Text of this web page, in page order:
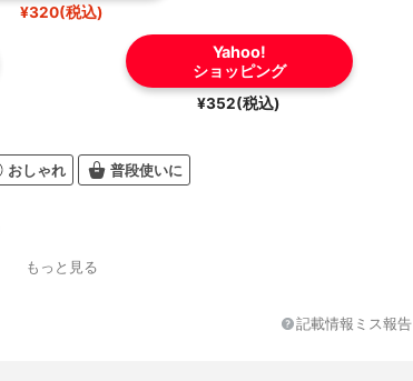
¥320(税込)
Yahoo!
ショッピング
¥352(税込)
おしゃれ 普段使いに
もっと見る
記載情報ミス報告